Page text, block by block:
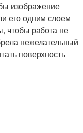
изображение
его одним слоем
чтобы работа не
нежелательный
поверхность